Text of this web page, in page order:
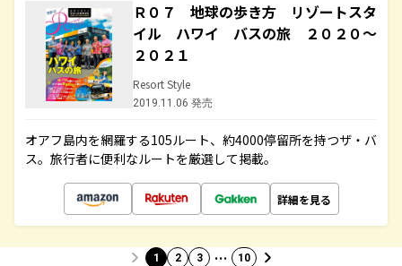
Ｒ０７ 地球の歩き方 リゾートスタ
イル ハワイ バスの旅 ２０２０～
２０２１
Resort Style
2019.11.06 発売
オアフ島内を網羅する105ルート、約4000停留所を持つザ・バ
ス。旅行者に便利なルートを厳選して掲載。
詳細を見る
1 2 3 … 10